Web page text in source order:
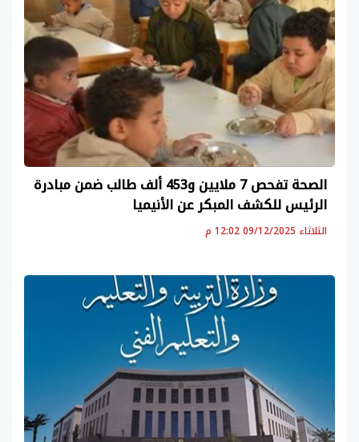
الصحة تفحص 7 ملايين و453 ألف طالب ضمن مبادرة
الرئيس للكشف المبكر عن الأنيميا
الثلاثاء 09/12/2025 12:02 م